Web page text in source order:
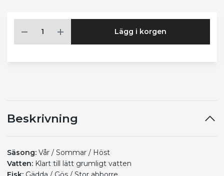
Lägg i korgen
Beskrivning
Säsong: Vår / Sommar / Höst
Vatten: Klart till lätt grumligt vatten